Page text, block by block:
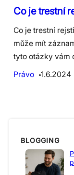
Co je trestní
Co je trestní
může mít
tyto otázky vám
Právo
1.6.2024
BLOGGING